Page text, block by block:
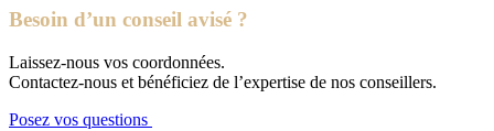
Besoin d’un conseil avisé ?
Laissez-nous vos coordonnées.
Contactez-nous et bénéficiez de l’expertise de nos conseillers.
Posez vos questions